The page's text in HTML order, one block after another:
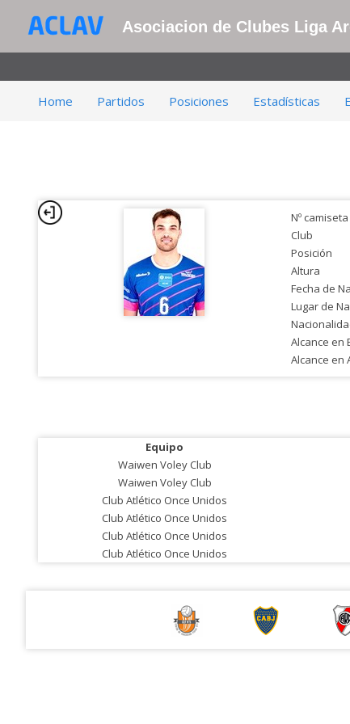
Asociacion de Clubes Liga
Home Partidos Posiciones Estadísticas
Nº camiseta
Club
Posición
Altura
Fecha de
Lugar de
Alcance en
Alcance en
Equipo
Waiwen Voley Club
Waiwen Voley Club
Club Atlético Once Unidos
Club Atlético Once Unidos
Club Atlético Once Unidos
Club Atlético Once Unidos